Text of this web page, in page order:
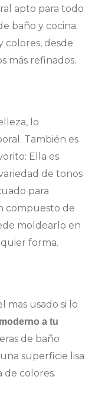
apto para todo
baño y cocina.
colores, desde
más refinados.
lo
También es
Ella es
de tonos
para
compuesto de
moldearlo en
forma.
mas usado si lo
a tu
de baño
superficie lisa
de colores.